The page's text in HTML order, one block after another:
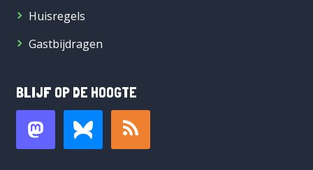
Huisregels
Gastbijdragen
BLIJF OP DE HOOGTE